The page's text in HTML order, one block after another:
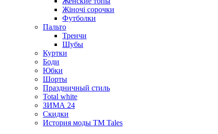
Жіночі сорочки
Футболки
Пальто
Тренчи
Шубы
Куртки
Боди
Юбки
Шорты
Праздничный стиль
Total white
ЗИМА 24
Скидки
История моды ТМ Tales